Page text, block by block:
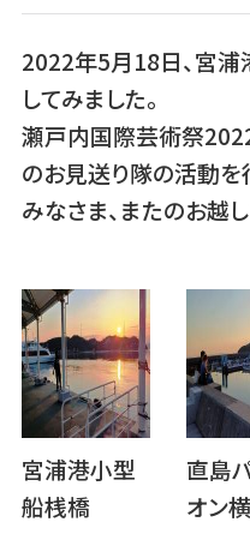
2022年5月18日、宮
してみました。
瀬戸内国際芸術祭
のお見送り隊の活動を
みなさま、またのお越
宮浦港小型
船桟橋
直島
オン横